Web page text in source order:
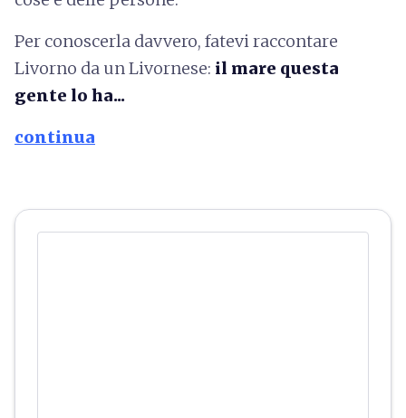
Per conoscerla davvero, fatevi raccontare
Livorno da un Livornese: il mare questa
gente lo ha...
continua